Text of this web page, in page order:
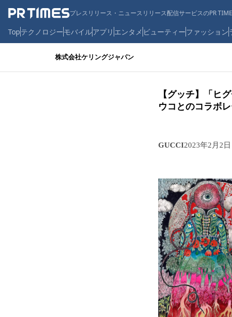
プレスリリース・ニュースリリース配信サービスのPR
Topテクノロジーモバイルアプリ エンタメ ビューティーファッション
株式会社ケリングジャパン
【グッチ】「ヒ
ウコとのコラボ
GUCCI2023年2月2